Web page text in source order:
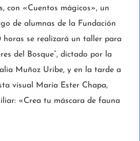
con «Cuentos mágicos», un
de alumnas de la Fundación
horas se realizará un taller para
del Bosque”, dictado por la
Muñoz Uribe, y en la tarde a
visual María Ester Chapa,
«Crea tu máscara de fauna